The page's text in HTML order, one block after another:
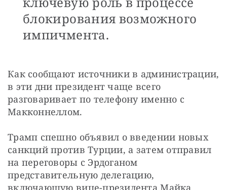
блокирования возможного
импичмента.
Как сообщают источники в администрации,
в эти дни президент чаще всего
разговаривает по телефону именно с
Макконнеллом.
Трамп спешно объявил о введении новых
санкций против Турции, а затем отправил
на переговоры с Эрдоганом
представительную делегацию,
включающую вице-президента Майка